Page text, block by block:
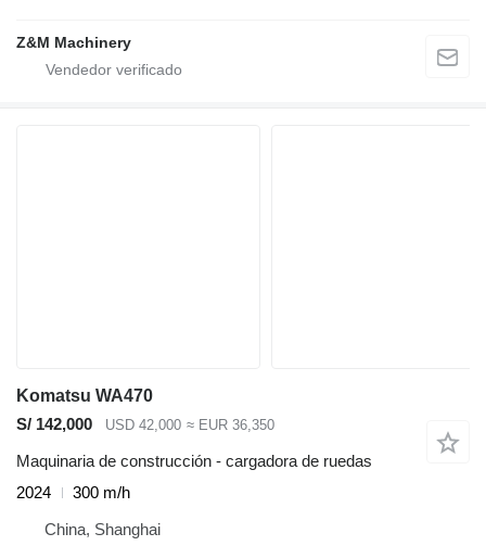
Z&M Machinery
Komatsu WA470
S/ 142,000
USD 42,000 ≈ EUR 36,350
Maquinaria de construcción - cargadora de ruedas
2024
300 m/h
China, Shanghai